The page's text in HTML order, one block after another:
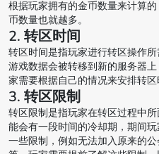
根据玩家拥有的金币数量来计算
币数量也就越多。
2. 转区时间
转区时间是指玩家进行转区操作
游戏数据会被转移到新的服务器
家需要根据自己的情况来安排转区
3. 转区限制
转区限制是指玩家在转区过程中
能会有一段时间的冷却期，期间
一些限制，例如无法加入原来的